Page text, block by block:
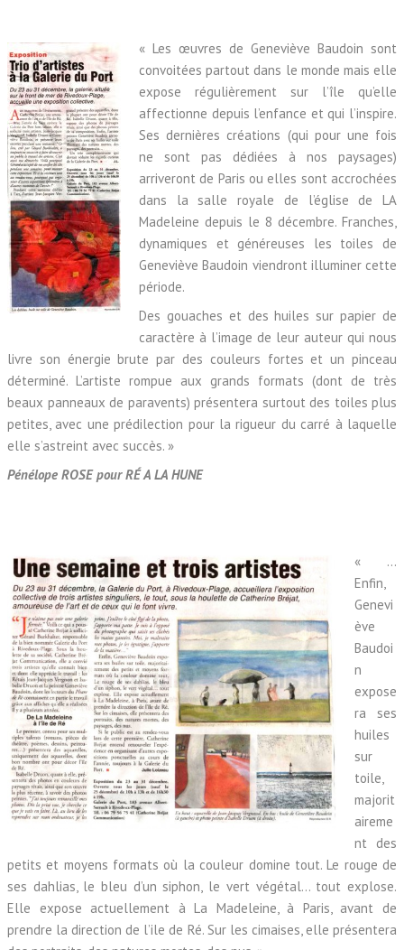
« Les œuvres de Geneviève Baudoin sont
convoitées partout dans le monde mais elle
expose régulièrement sur l’île qu’elle
affectionne depuis l’enfance et qui l’inspire.
Ses dernières créations (qui pour une fois
ne sont pas dédiées à nos paysages)
arriveront de Paris ou elles sont accrochées
dans la salle royale de l’église de LA
Madeleine depuis le 8 décembre. Franches,
dynamiques et généreuses les toiles de
Geneviève Baudoin viendront illuminer cette
période.
Des gouaches et des huiles sur papier de
caractère à l’image de leur auteur qui nous
livre son énergie brute par des couleurs fortes et un pinceau
déterminé. L’artiste rompue aux grands formats (dont de très
beaux panneaux de paravents) présentera surtout des toiles plus
petites, avec une prédilection pour la rigueur du carré à laquelle
elle s’astreint avec succès. »
Pénélope ROSE pour RÉ A LA HUNE
« …
Enfin,
Genevi
ève
Baudoi
n
expose
ra ses
huiles
sur
toile,
majorit
aireme
nt des
petits et moyens formats où la couleur domine tout. Le rouge de
ses dahlias, le bleu d’un siphon, le vert végétal… tout explose.
Elle expose actuellement à La Madeleine, à Paris, avant de
prendre la direction de l’ile de Ré. Sur les cimaises, elle présentera